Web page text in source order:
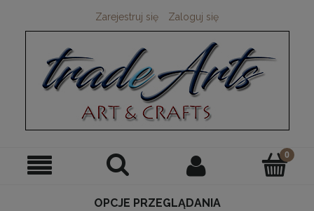
Zarejestruj się Zaloguj się
OPCJE PRZEGLĄDANIA